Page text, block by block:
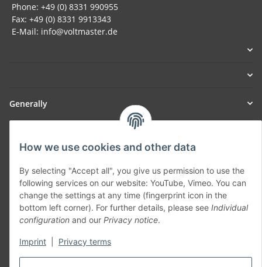
How we use cookies and other data
By selecting "Accept all", you give us permission to use the
following services on our website: YouTube, Vimeo. You can
change the settings at any time (fingerprint icon in the
bottom left corner). For further details, please see Individual
configuration and our Privacy notice.
Imprint Privacy terms
Phone: +49 (0) 8331 990955
Fax: +49 (0) 8331 9913343
E-Mail: info@voltmaster.de
Generally
Withdraw contract